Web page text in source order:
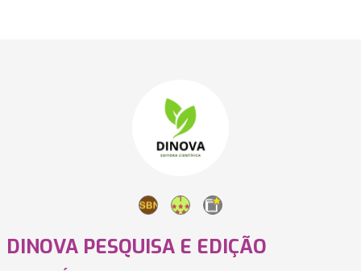
DINOVA PESQUISA E EDIÇÃO